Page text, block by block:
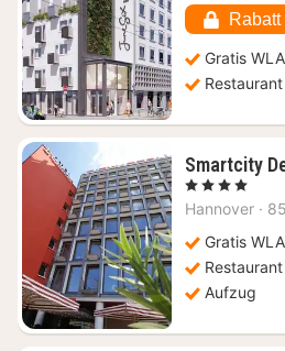
64,76
€
Gratis
Restaurant
Smartcity
, 4 Sterne
Hannover ·
Gratis
Restaurant
Aufzug